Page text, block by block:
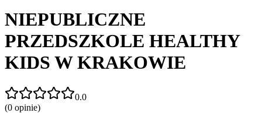
NIEPUBLICZNE
PRZEDSZKOLE HEALTHY
KIDS W KRAKOWIE
0.0
(0 opinie)